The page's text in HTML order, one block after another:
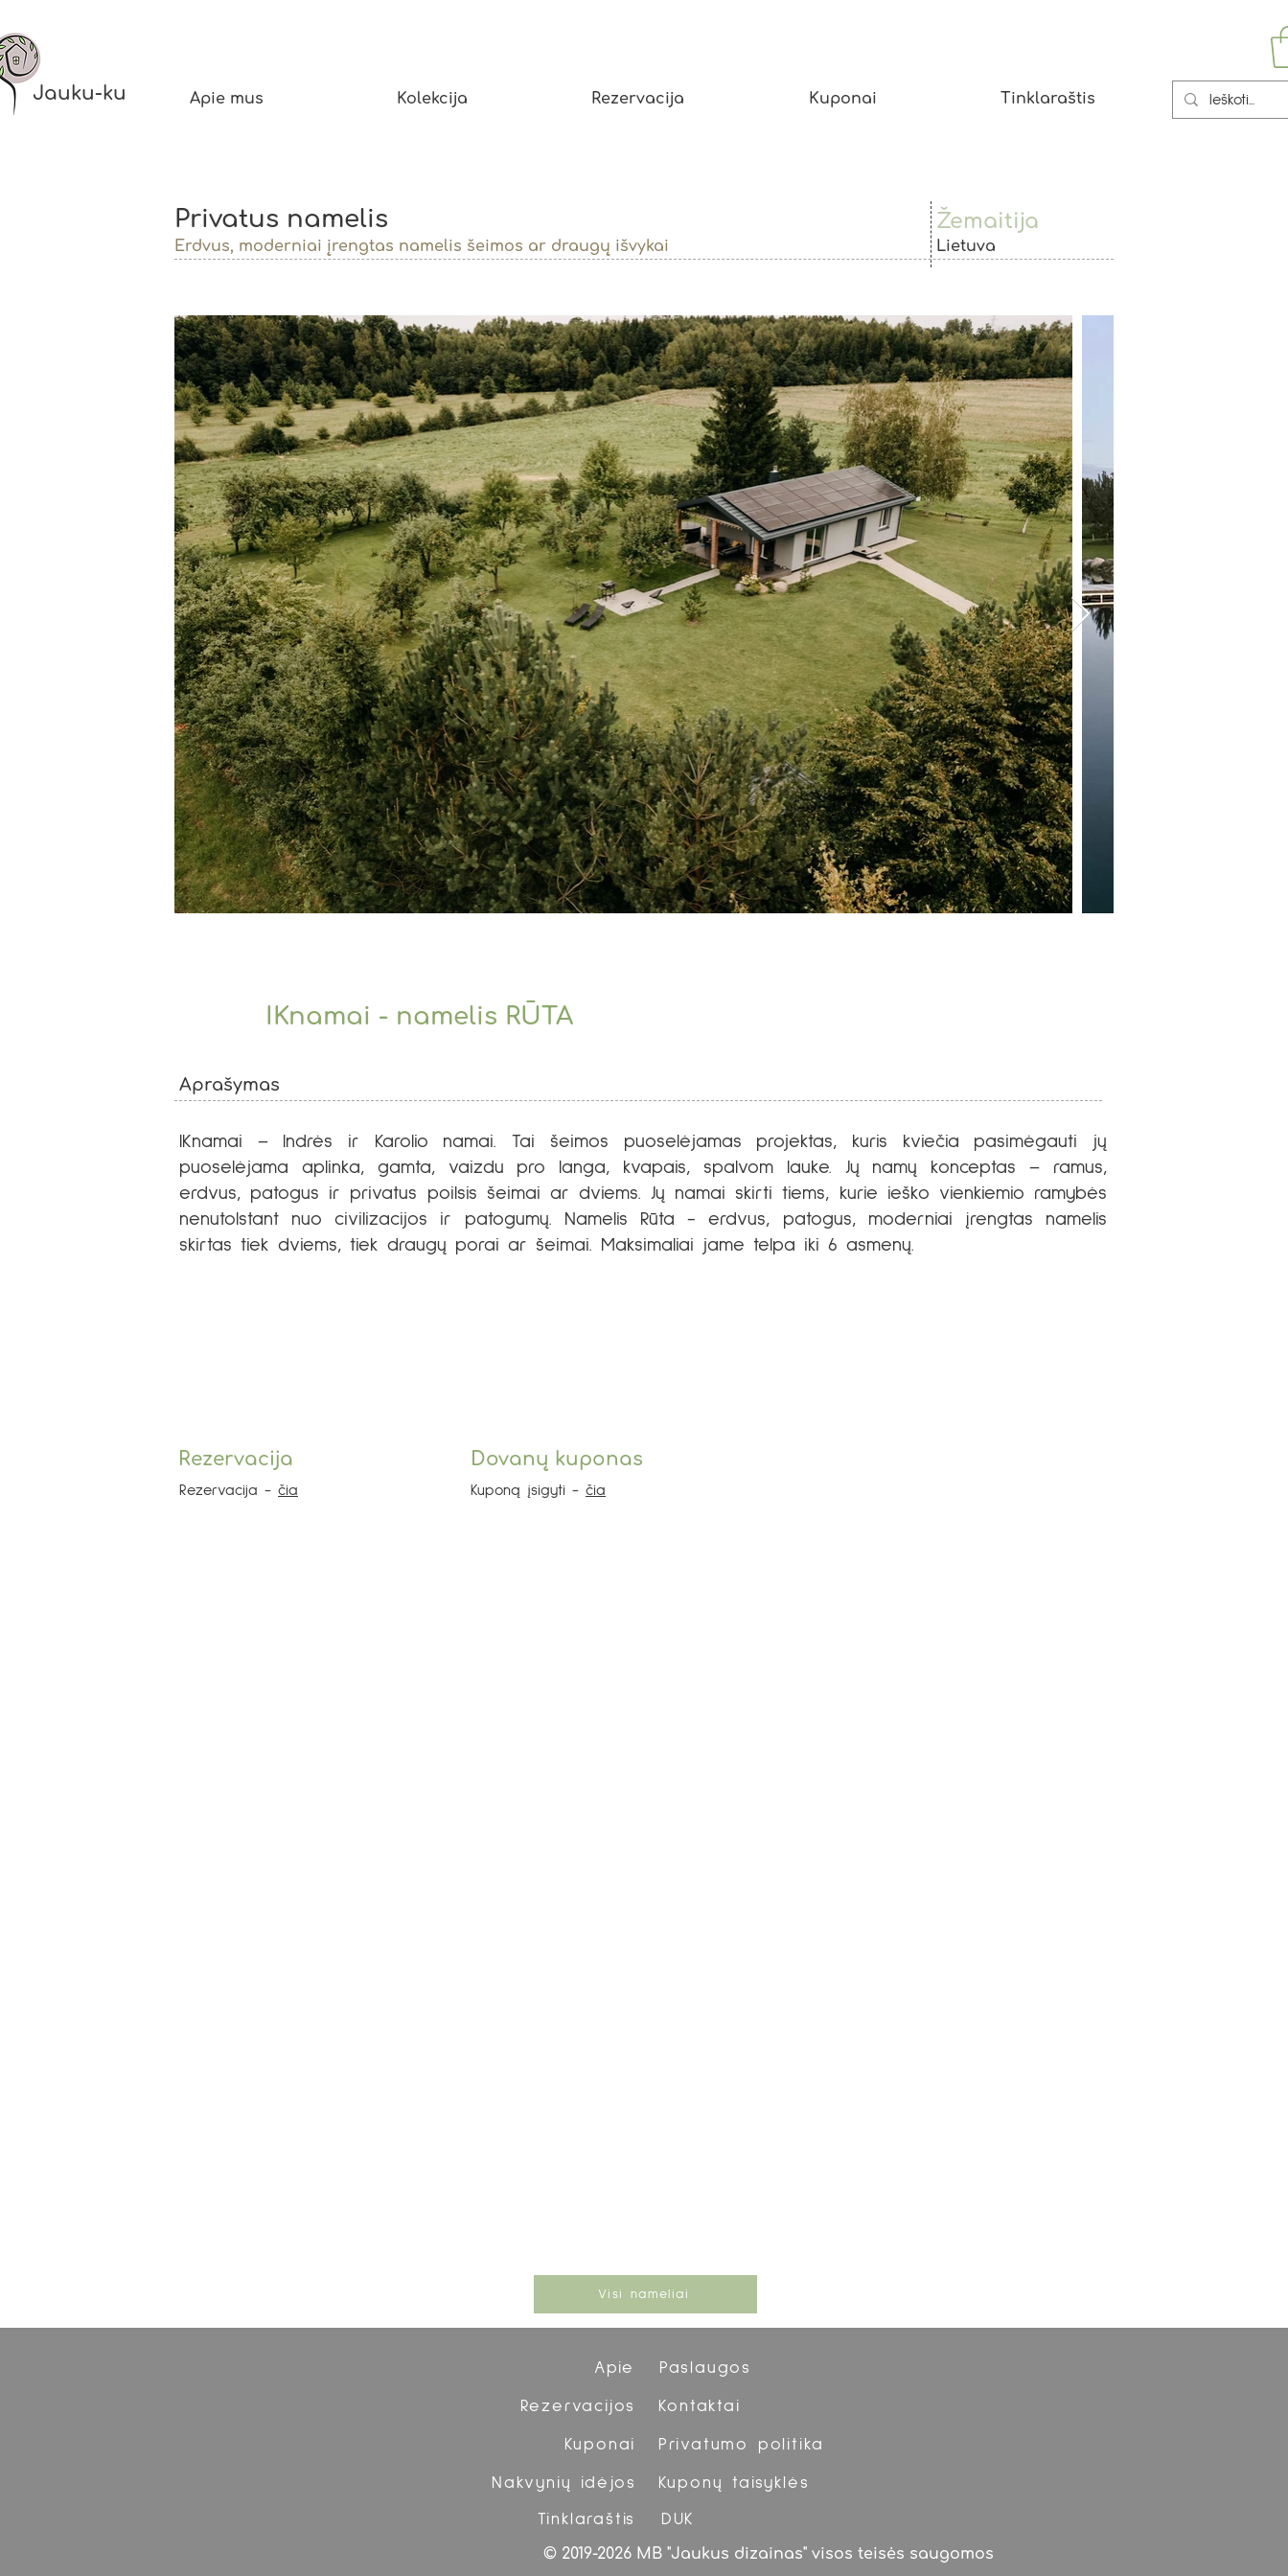
Jauku-ku Apie mus Kolekcija Rezervacija Kuponai Tinklaraštis
Žemaitija
Lietuva
Privatus namelis
Erdvus, moderniai įrengtas namelis šeimos ar draugų išvykai
IKnamai - namelis RŪTA
Aprašymas
IKnamai – Indrės ir Karolio namai. Tai šeimos puoselėjamas projektas, kuris kviečia pasimėgauti jų
puoselėjama aplinka, gamta, vaizdu pro langa, kvapais, spalvom lauke. Jų namų konceptas – ramus,
erdvus, patogus ir privatus poilsis šeimai ar dviems. Jų namai skirti tiems, kurie ieško vienkiemio ramybės
nenutolstant nuo civilizacijos ir patogumų. Namelis Rūta - erdvus, patogus, moderniai įrengtas namelis
skirtas tiek dviems, tiek draugų porai ar šeimai. Maksimaliai jame telpa iki 6 asmenų.
Rezervacija
Rezervacija - čia
Dovanų kuponas
Kuponą įsigyti - čia
Visi nameliai
Apie Paslaugos
Rezervacijos Kontaktai
Privatumo politika
Kuponai
Kuponų taisyklės
Nakvynių idėjos
Tinklaraštis DUK
© 2019-2026 MB "Jaukus dizainas" visos teisės saugomos